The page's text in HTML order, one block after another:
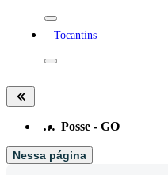
Tocantins
… Posse - GO
Nessa página